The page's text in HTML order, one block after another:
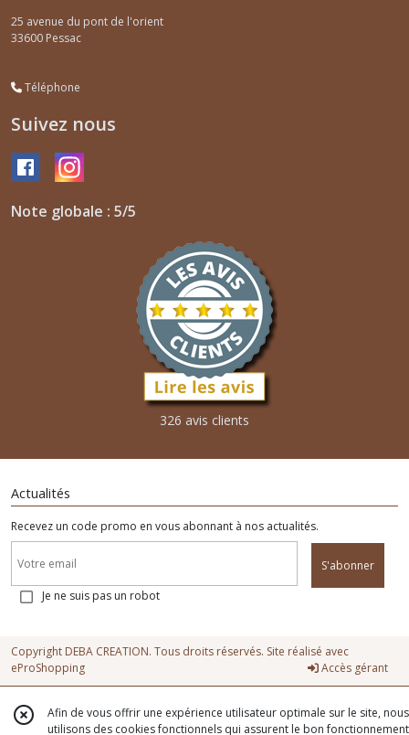
25 avenue du pont de l'orient
33600 Pessac
Téléphone
Suivez nous
Note globale : 5/5
326 avis clients
Actualités
Recevez un code promo en vous abonnant à nos actualités.
S'abonner
Je ne suis pas un robot
Copyright DEBA CREATION. Tous droits réservés. Site réalisé avec
eProShopping
Accès gérant
Afin de vous offrir une expérience utilisateur optimale sur le site, nous
utilisons des cookies fonctionnels qui assurent le bon fonctionnement